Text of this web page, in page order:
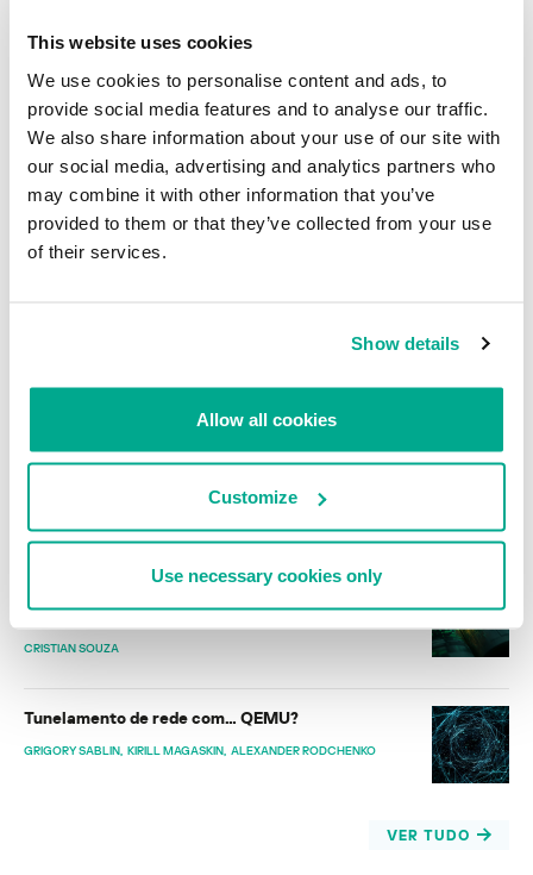
This website uses cookies
We use cookies to personalise content and ads, to
provide social media features and to analyse our traffic.
We also share information about your use of our site with
our social media, advertising and analytics partners who
may combine it with other information that you’ve
provided to them or that they’ve collected from your use
of their services.
Show details
Allow all cookies
Customize
Use necessary cookies only
informação no primeiro trimestre de 2026.
Estatísticas de computadores
AMR
Sites com nível de confiança indeterminado:
como não cair nesta armadilha
LAMA SAQQOUR
ROMAN DEDENOK
VER TUDO
Ameaças internas
Uma análise de incidentes em instituições de
ensino no Brasil
CRISTIAN SOUZA
Tunelamento de rede com… QEMU?
GRIGORY SABLIN KIRILL MAGASKIN ALEXANDER RODCHENKO
VER TUDO